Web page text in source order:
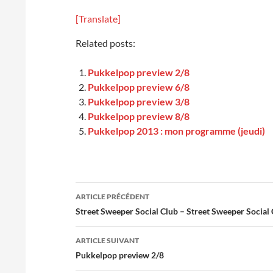
[Translate]
Related posts:
Pukkelpop preview 2/8
Pukkelpop preview 6/8
Pukkelpop preview 3/8
Pukkelpop preview 8/8
Pukkelpop 2013 : mon programme (jeudi)
Navigation
des
articles
ARTICLE PRÉCÉDENT
Street Sweeper Social Club – Street Sweeper Social
ARTICLE SUIVANT
Pukkelpop preview 2/8